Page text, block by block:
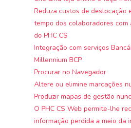
Reduza custos de deslocação
tempo dos colaboradores com
do PHC CS
Integração com serviços
Millennium BCP
Procurar no Navegador
Altere ou elimine marcações
Produzir mapas de gestão
O PHC CS Web permite-lhe
informação perdida a meio da